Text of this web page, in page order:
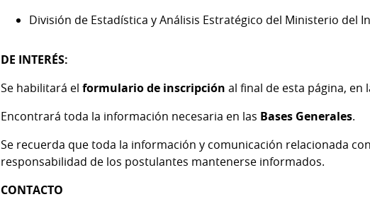
División de Estadística y Análisis Estratégico del Ministerio del
DE INTERÉS:
Se habilitará el formulario de inscripción al final de esta página, en
Encontrará toda la información necesaria en las Bases Generales.
Se recuerda que toda la información y comunicación relacionada
responsabilidad de los postulantes mantenerse informados.
CONTACTO